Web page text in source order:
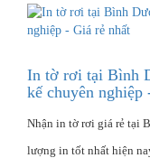
In tờ rơi tại Bình
kế chuyên nghiệp
Nhận in tờ rơi giá rẻ tại
lượng in tốt nhất hiện